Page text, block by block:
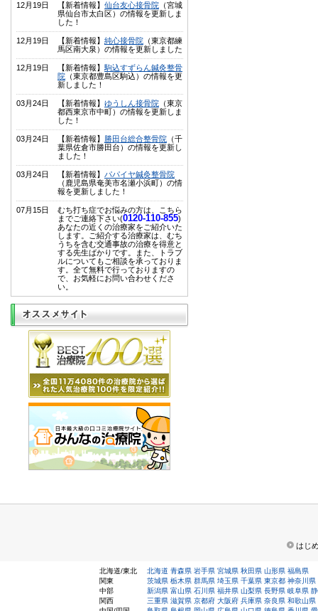
12月19日 【新着情報】 仙台友心接骨院 （宮城
県仙台市太白区）の情報を更新しま
した！
12月19日 【新着情報】 純心接骨院 （東京都練
馬区南大泉）の情報を更新しました
12月19日 【新着情報】 駒込すずらん鍼灸整骨
院 （東京都豊島区駒込）の情報を更
新しました！
03月24日 【新着情報】 ゆうしん接骨院 （東京
都西東京市中町）の情報を更新しま
した！
03月24日 【新着情報】 勝田台総合整骨院 （千
葉県佐倉市勝田台）の情報を更新し
ました！
03月24日 【新着情報】 パパイヤ鍼灸整骨院
（鹿児島県奄美市名瀬小浜町）の情
報を更新しました！
07月15日
むち打ち症でお悩みの方は、こちら
までご連絡下さい(0120-110-855)
あなたの近くの治療家をご紹介いた
します。ご紹介する治療家は、むち
うちを含む交通事故の治療を得意と
する先生ばかりです。また、トラブ
ルについてもご相談を承っておりま
す。全て無料で行っておりますの
で、お気軽にお問い合わせくださ
い。
はじ
北海道/東北 北海道 青森県 岩手県 宮城県 秋田県 山形県 福島県
関東
茨城県 栃木県 群馬県 埼玉県 千葉県 東京都 神奈川県
中部
新潟県 富山県 石川県 福井県 山梨県 長野県 岐阜県
関西
三重県 滋賀県 京都府 大阪府 兵庫県 奈良県 和歌山県